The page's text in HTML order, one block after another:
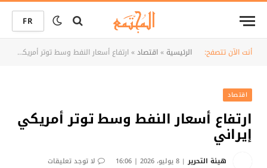
FR
أنت الآن تتصفح: الرئيسية»اقتصاد»ارتفاع أسعار النفط وسط توتر أمريكي إيراني
اقتصاد
ارتفاع أسعار النفط وسط توتر أمريكي
إيراني
هيئة التحرير 8 يوليو، 2026 | 16:06
لا توجد تعليقات